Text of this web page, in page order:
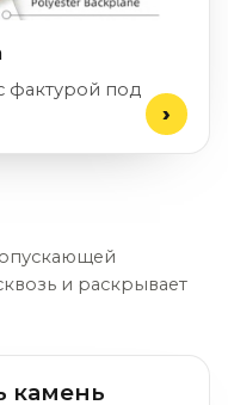
фактурой под
и раскрывает
камень